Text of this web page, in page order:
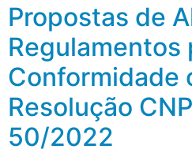
Propostas de
Regulamentos
Conformidade
Resolução
50/2022